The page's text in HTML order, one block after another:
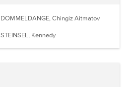
DOMMELDANGE, Chingiz Aitmatov
STEINSEL, Kennedy